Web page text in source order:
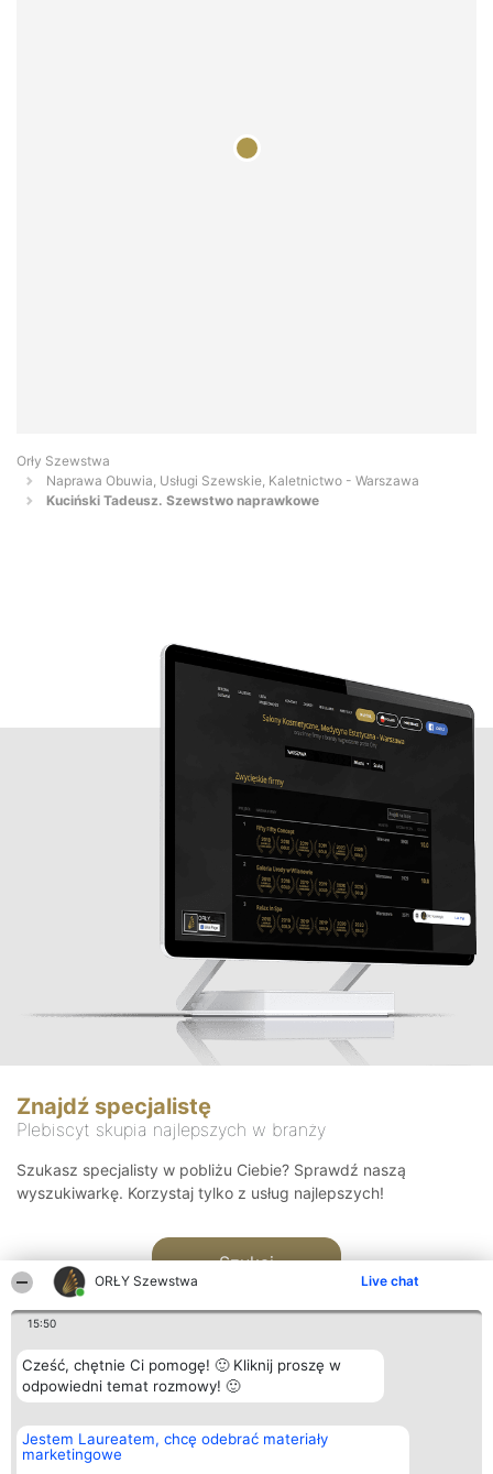
ORŁY Szewstwa Live chat
15:50
Cześć, chętnie Ci pomogę! 🙂 Kliknij proszę w
odpowiedni temat rozmowy! 🙂
Jestem Laureatem, chcę odebrać materiały
marketingowe
Orły Szewstwa
Naprawa Obuwia, Usługi Szewskie, Kaletnictwo - Warszawa
Kuciński Tadeusz. Szewstwo naprawkowe
Znajdź specjalistę
Plebiscyt skupia najlepszych w branży
Szukasz specjalisty w pobliżu Ciebie? Sprawdź naszą
wyszukiwarkę. Korzystaj tylko z usług najlepszych!
Szukaj
Organizator plebiscytu
Bright Side Solutions sp. z o.
o. sp. k.
Plebiscyt
Laureaci
Kontakt
Kontakt